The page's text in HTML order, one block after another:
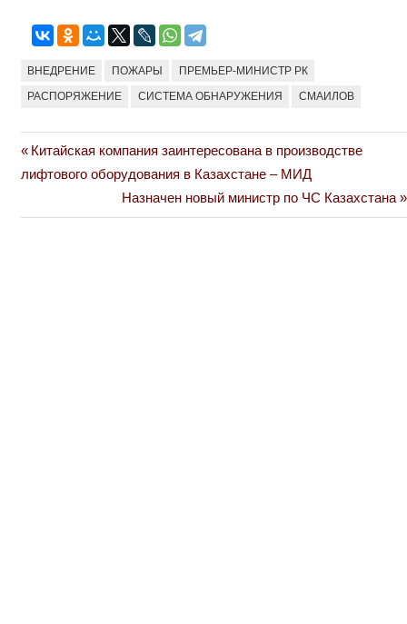
ВНЕДРЕНИЕ ПОЖАРЫ ПРЕМЬЕР-МИНИСТР РК
РАСПОРЯЖЕНИЕ СИСТЕМА ОБНАРУЖЕНИЯ СМАИЛОВ
Навигация
Previous
Post:
Китайская компания заинтересована в производстве
лифтового оборудования в Казахстане – МИД
Next
Post:
Назначен новый министр по ЧС Казахстана